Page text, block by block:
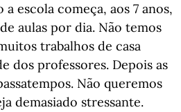
escola começa, aos 7 anos,
aulas por dia. Não temos
trabalhos de casa
dos professores. Depois as
Não queremos
demasiado stressante.